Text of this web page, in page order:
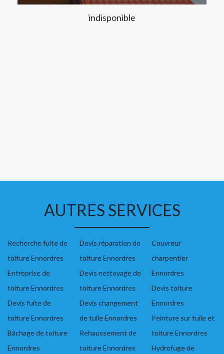
indisponible
AUTRES SERVICES
Recherche fuite de
toiture Ennordres
Entreprise de
toiture Ennordres
Devis fuite de
toiture Ennordres
Bâchage de toiture
Ennordres
Devis réparation de
toiture Ennordres
Devis nettoyage de
toiture Ennordres
Devis changement
de tuile Ennordres
Rehaussement de
toiture Ennordres
Couvreur
charpentier
Ennordres
Devis toiture
Ennordres
Peinture sur tuile et
toiture Ennordres
Hydrofuge de